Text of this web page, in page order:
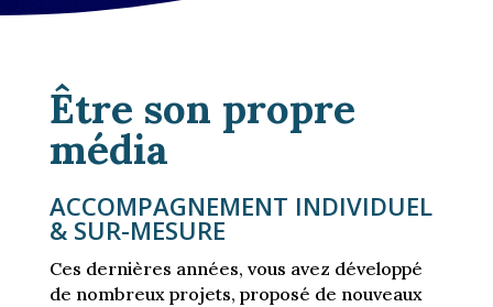
Être son propre
média
ACCOMPAGNEMENT INDIVIDUEL
& SUR-MESURE
Ces dernières années, vous avez développé
de nombreux projets, proposé de nouveaux